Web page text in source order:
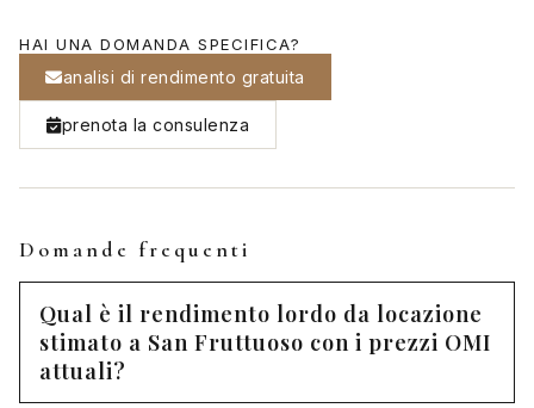
HAI UNA DOMANDA SPECIFICA?
analisi di rendimento gratuita
prenota la consulenza
Domande frequenti
Qual è il rendimento lordo da locazione
stimato a San Fruttuoso con i prezzi OMI
attuali?